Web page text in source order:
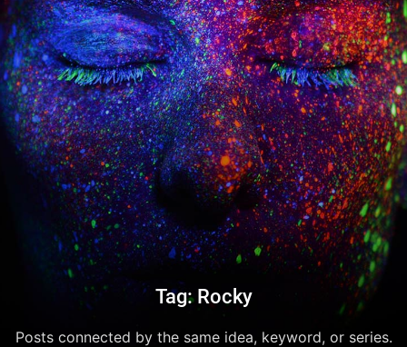
Tag: Rocky
Posts connected by the same idea, keyword, or series.